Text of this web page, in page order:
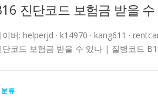
진단코드 보험금 받을
이버: helperjd · k14970 · kang611 ·
단코드 보험금 받을 수 있나 | 질병코드
분류